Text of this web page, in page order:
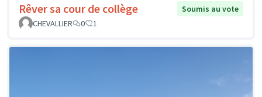
Rêver sa cour de collège
Soumis au vote
CHEVALLIER
0 1